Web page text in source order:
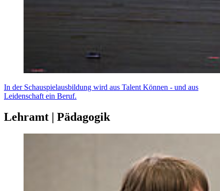
In der Schauspielausbildung wird aus Talent Können - und aus
Leidenschaft ein Beruf.
Lehramt | Pädagogik